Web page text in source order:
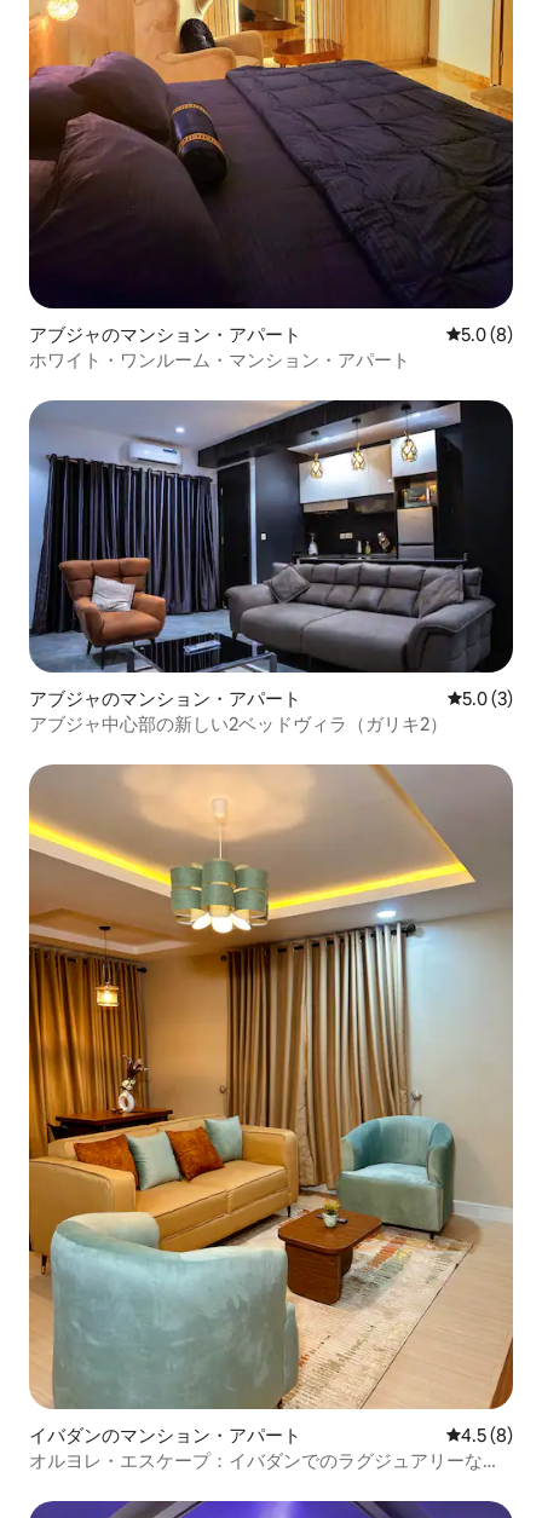
アブジャのマンション・アパート レビュー8
5.0 (8)
ホワイト・ワンルーム・マンション・アパート
アブジャのマンション・アパート レビュー3
5.0 (3)
アブジャ中心部の新しい2ベッドヴィラ（ガリキ2）
イバダンのマンション・アパート レビュー8
4.5 (8)
オルヨレ・エスケープ：イバダンでのラグジュアリーな滞